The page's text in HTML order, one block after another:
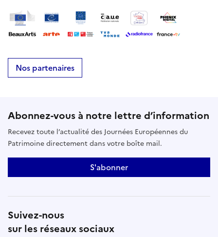
Nos partenaires
Abonnez-vous à notre lettre d’information
Recevez toute l’actualité des Journées Européennes du
Patrimoine directement dans votre boîte mail.
S'abonner
Suivez-nous
sur les réseaux sociaux